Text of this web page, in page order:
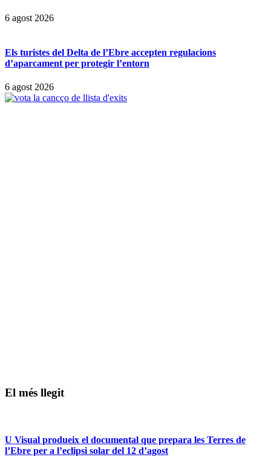
6 agost 2026
Els turistes del Delta de l’Ebre accepten regulacions
d’aparcament per protegir l’entorn
6 agost 2026
El més llegit
U Visual produeix el documental que prepara les Terres de
l’Ebre per a l’eclipsi solar del 12 d’agost